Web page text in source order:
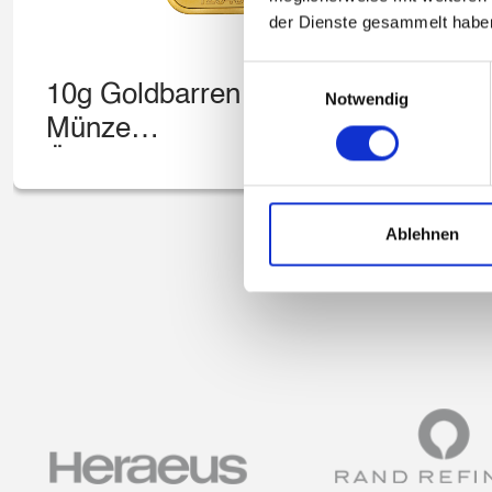
der Dienste gesammelt
Notwendig
Ablehnen
10g Goldbarren –
Münze